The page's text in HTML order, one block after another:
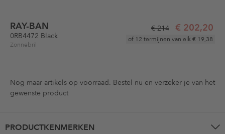
RAY-BAN
0RB4472 Black
Zonnebril
€ 214 € 202,20
of 12 termijnen van elk€ 19,38
Nog maar artikels op voorraad. Bestel nu en verzeker je van het
gewenste product
PRODUCTKENMERKEN